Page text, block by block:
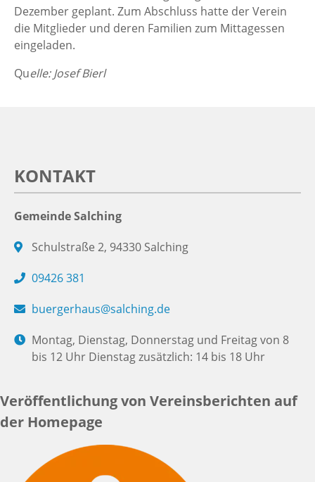
Dezember geplant. Zum Abschluss hatte der Verein
die Mitglieder und deren Familien zum Mittagessen
eingeladen.
Quelle: Josef Bierl
KONTAKT
Gemeinde Salching
Schulstraße 2, 94330 Salching
09426 381
buergerhaus@salching.de
Montag, Dienstag, Donnerstag und Freitag von 8
bis 12 Uhr Dienstag zusätzlich: 14 bis 18 Uhr
Veröffentlichung von Vereinsberichten auf
der Homepage